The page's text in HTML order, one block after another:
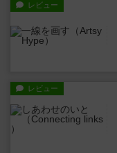
レビュー
レビュー